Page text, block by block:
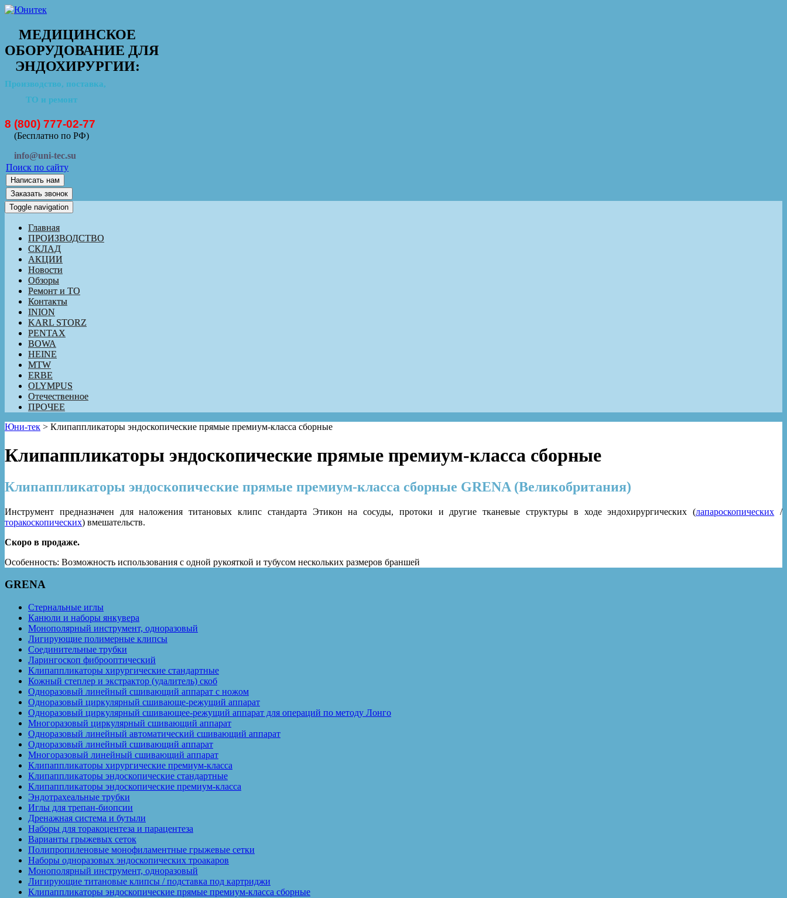
МЕДИЦИНСКОЕ
ОБОРУДОВАНИЕ ДЛЯ
ЭНДОХИРУРГИИ:
Производство, поставка,
ТО и ремонт
8 (800) 777-02-77
(Бесплатно по РФ)
info@uni-tec.su
Поиск по сайту
Написать нам
Заказать звонок
Toggle navigation
Главная
ПРОИЗВОДСТВО
СКЛАД
АКЦИИ
Новости
Обзоры
Ремонт и ТО
Контакты
INION
KARL STORZ
PENTAX
BOWA
HEINE
MTW
ERBE
OLYMPUS
Отечественное
ПРОЧЕЕ
Юни-тек > Клипаппликаторы эндоскопические прямые премиум-класса сборные
Клипаппликаторы эндоскопические прямые премиум-класса сборные
Клипаппликаторы эндоскопические прямые премиум-класса сборные GRENA (Великобритания)
Инструмент предназначен для наложения титановых клипс стандарта Этикон на сосуды, протоки и другие тканевые структуры в ходе эндохирургических (лапароскопических /
торакоскопических) вмешательств.
Скоро в продаже.
Особенность: Возможность использования с одной рукояткой и тубусом нескольких размеров браншей
GRENA
Стернальные иглы
Канюли и наборы янкувера
Монополярный инструмент, одноразовый
Лигирующие полимерные клипсы
Соединительные трубки
Ларингоскоп фиброоптический
Клипаппликаторы хирургические стандартные
Кожный степлер и экстрактор (удалитель) скоб
Одноразовый линейный сшивающий аппарат с ножом
Одноразовый циркулярный сшивающе-режущий аппарат
Одноразовый циркулярный сшивающее-режущий аппарат для операций по методу Лонго
Многоразовый циркулярный сшивающий аппарат
Одноразовый линейный автоматический сшивающий аппарат
Одноразовый линейный сшивающий аппарат
Многоразовый линейный сшивающий аппарат
Клипаппликаторы хирургические премиум-класса
Клипаппликаторы эндоскопические стандартные
Клипаппликаторы эндоскопические премиум-класса
Эндотрахеальные трубки
Иглы для трепан-биопсии
Дренажная система и бутыли
Наборы для торакоцентеза и парацентеза
Варианты грыжевых сеток
Полипропиленовые монофиламентные грыжевые сетки
Наборы одноразовых эндоскопических троакаров
Монополярный инструмент, одноразовый
Лигирующие титановые клипсы / подставка под картриджи
Клипаппликаторы эндоскопические прямые премиум-класса сборные